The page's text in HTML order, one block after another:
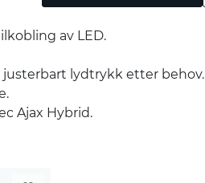
av LED.
lydtrykk etter behov.
Ajax Hybrid.